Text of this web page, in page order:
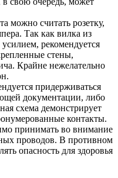
можно считать розетку,
Так как вилка из
рекомендуется
стены,
Крайне нежелательно
придерживаться
документации, либо
схема демонстрирует
контакты.
принимать во внимание
проводов. В противном
опасность для здоровья